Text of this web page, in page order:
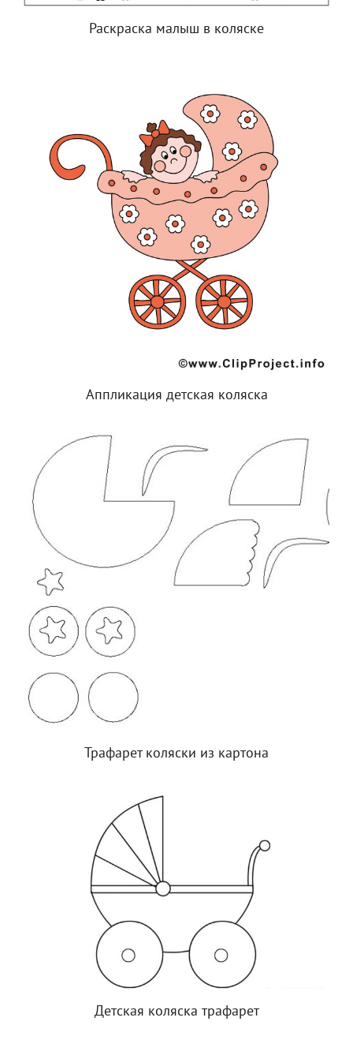
Раскраска малыш в коляске
Аппликация детская коляска
Трафарет коляски из картона
Детская коляска трафарет